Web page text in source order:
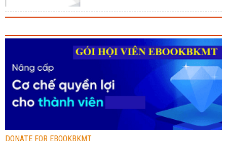
DONATE FOR EBOOKBKMT